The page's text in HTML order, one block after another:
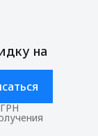
на